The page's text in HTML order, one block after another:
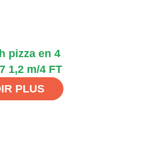
pizza en 4
1,2 m/4 FT
PLUS